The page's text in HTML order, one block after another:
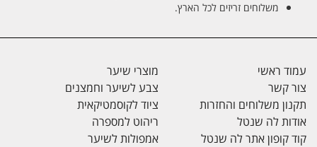
משלוחים זריזים לכל הארץ.
עמוד ראשי
צור קשר
תקנון משלוחים והחזרות
אודות לה שנטל
קוד קופון אתר לה שנטל
מוצרי שיער
צבע לשיער וחמצנים
ציוד לקוסמטיקאית
ריהוט למספרה
אמפולות לשיער